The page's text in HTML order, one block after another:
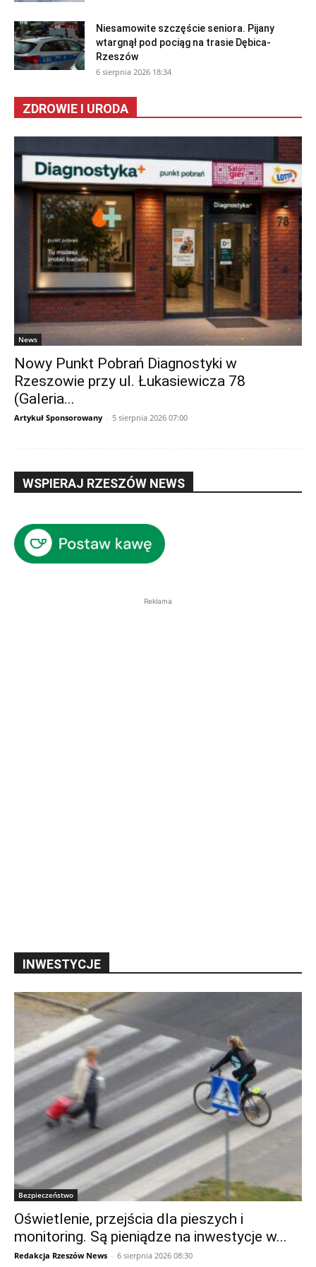
Niesamowite szczęście seniora. Pijany
wtargnął pod pociąg na trasie Dębica-
Rzeszów
6 sierpnia 2026 18:34
ZDROWIE I URODA
News
Nowy Punkt Pobrań Diagnostyki w
Rzeszowie przy ul. Łukasiewicza 78
(Galeria...
Artykuł Sponsorowany - 5 sierpnia 2026 07:00
WSPIERAJ RZESZÓW NEWS
Reklama
INWESTYCJE
Bezpieczeństwo
Oświetlenie, przejścia dla pieszych i
monitoring. Są pieniądze na inwestycje w...
Redakcja Rzeszów News - 6 sierpnia 2026 08:30